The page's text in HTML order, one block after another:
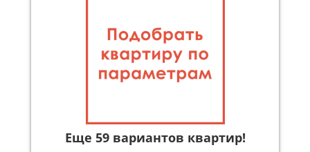
Еще 59 вариантов квартир!